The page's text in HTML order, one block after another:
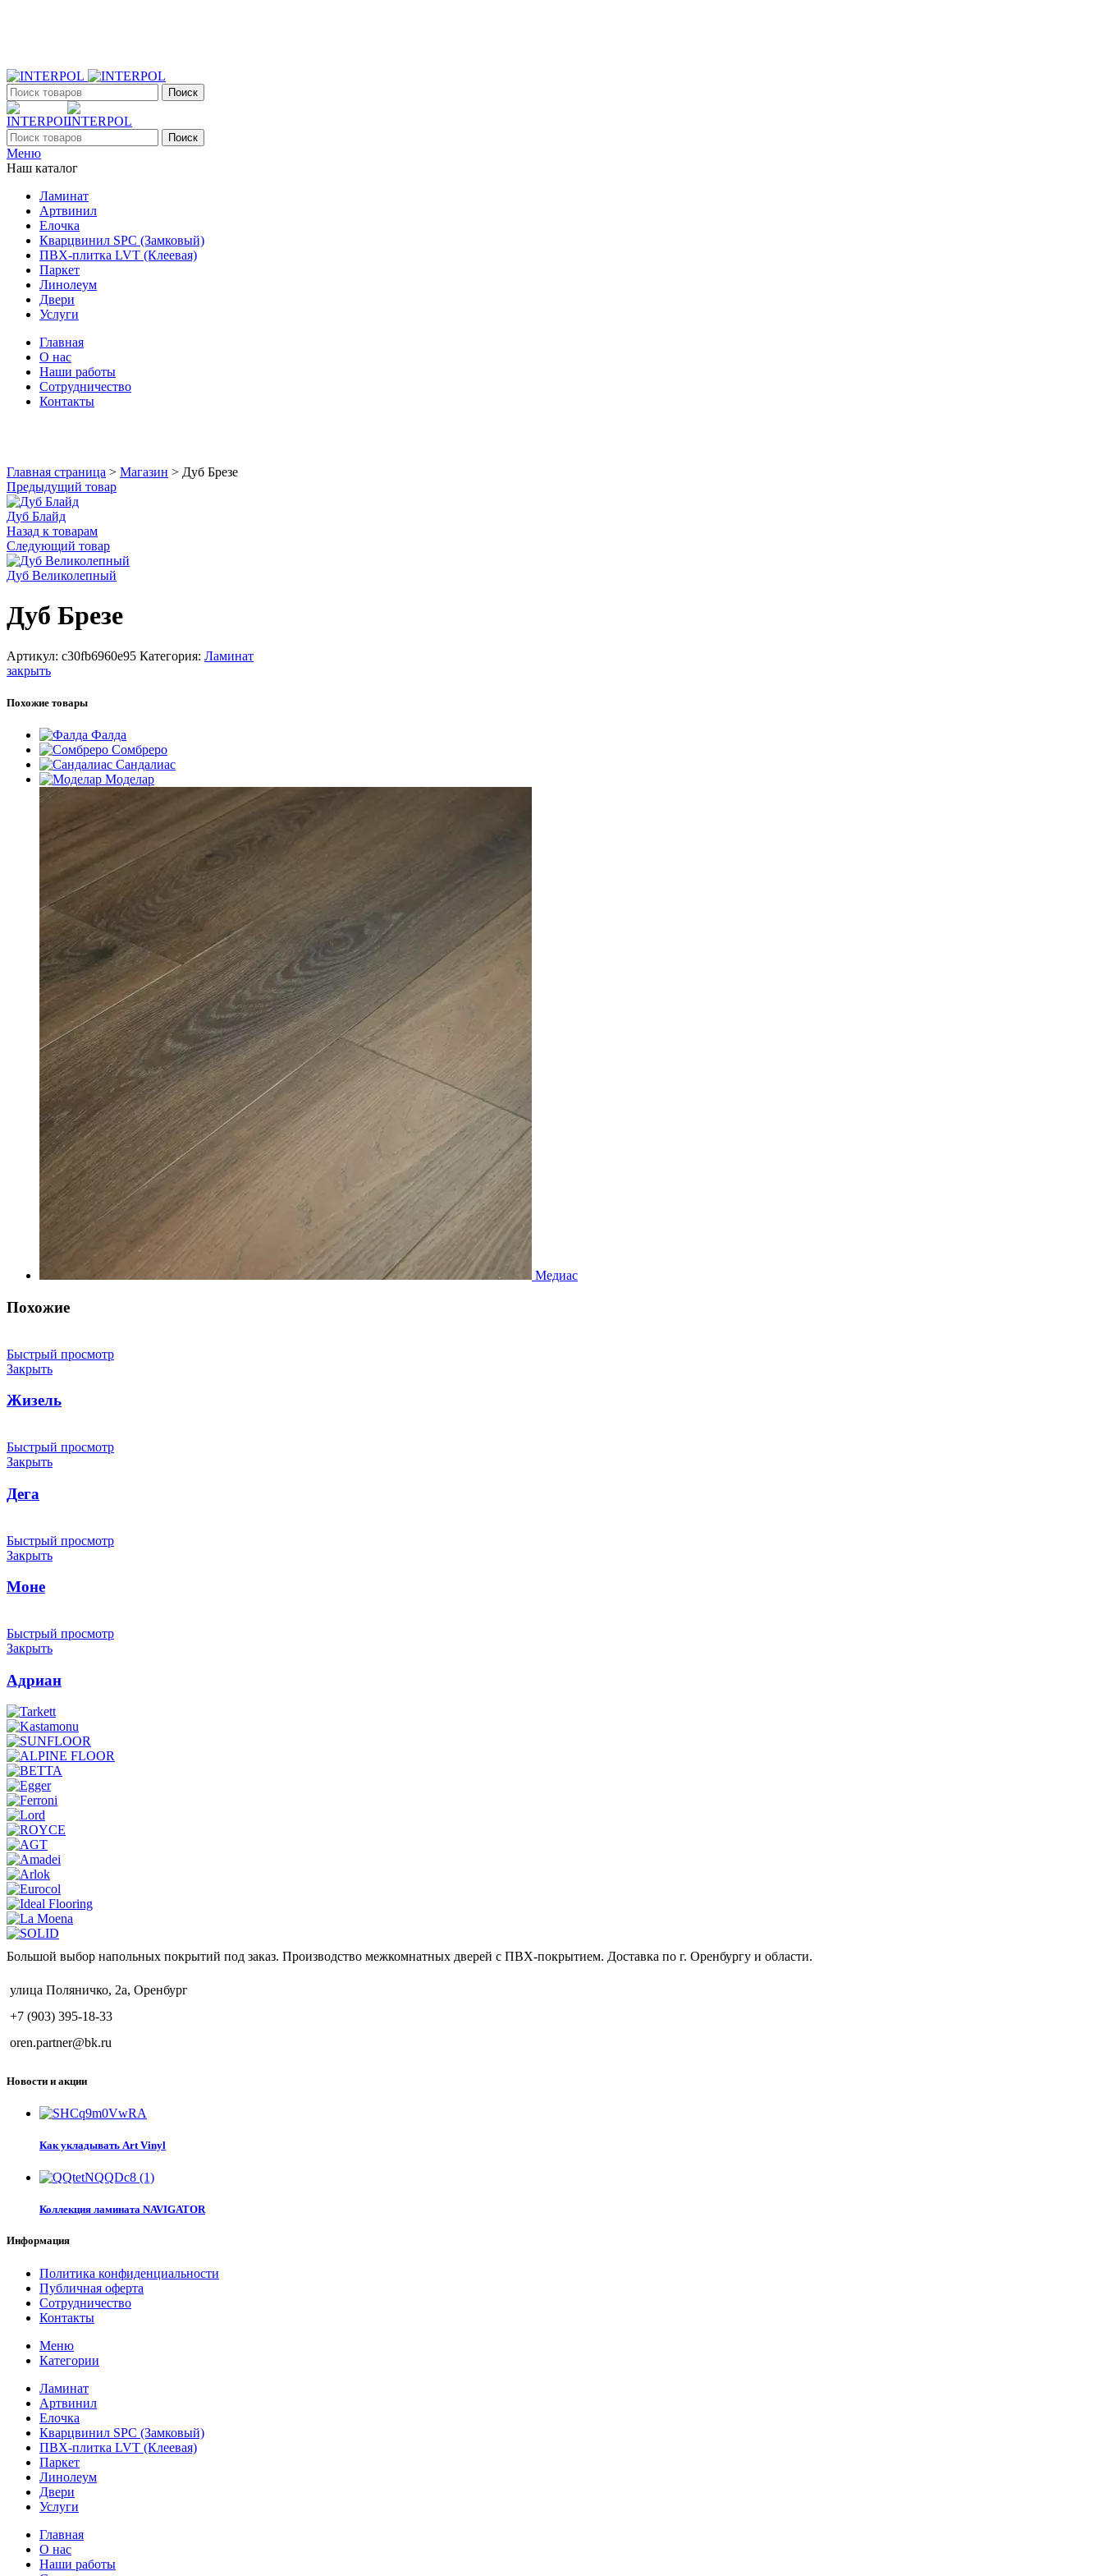
Поиск
Поиск
Меню
Наш каталог
Ламинат
Артвинил
Елочка
Кварцвинил SPC (Замковый)
ПВХ-плитка LVT (Клеевая)
Паркет
Линолеум
Двери
Услуги
Главная
О нас
Наши работы
Сотрудничество
Контакты
Главная страница > Магазин > Дуб Брезе
Предыдущий товар
Дуб Блайд
Назад к товарам
Следующий товар
Дуб Великолепный
Дуб Брезе
Артикул: c30fb6960e95 Категория: Ламинат
закрыть
Похожие товары
Фалда
Сомбреро
Сандалиас
Моделар
Медиас
Похожие
Быстрый просмотр
Закрыть
Жизель
Быстрый просмотр
Закрыть
Дега
Быстрый просмотр
Закрыть
Моне
Быстрый просмотр
Закрыть
Адриан
Большой выбор напольных покрытий под заказ. Производство межкомнатных дверей с ПВХ-покрытием. Доставка по г. Оренбургу и области.
улица Поляничко, 2а, Оренбург
+7 (903) 395-18-33
oren.partner@bk.ru
Новости и акции
Как укладывать Art Vinyl
Коллекция ламината NAVIGATOR
Информация
Политика конфиденциальности
Публичная оферта
Сотрудничество
Контакты
Меню
Категории
Ламинат
Артвинил
Елочка
Кварцвинил SPC (Замковый)
ПВХ-плитка LVT (Клеевая)
Паркет
Линолеум
Двери
Услуги
Главная
О нас
Наши работы